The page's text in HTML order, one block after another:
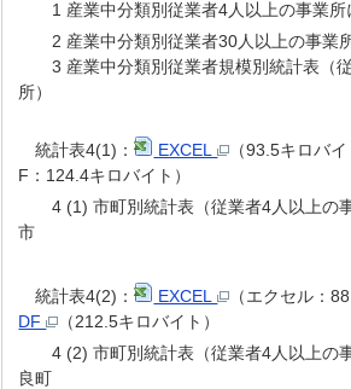
1 産業中分類別従業者4人以上の事業所
2 産業中分類別従業者30人以上の事業
3 産業中分類別従業者規模別統計表（
所）
統計表4(1)： EXCEL （93.5キロバ
F：124.4キロバイト）
4 (1) 市町別統計表（従業者4人以上の
市
統計表4(2)： EXCEL （エクセル：
DF
（212.5キロバイト）
4 (2) 市町別統計表（従業者4人以上の
良町